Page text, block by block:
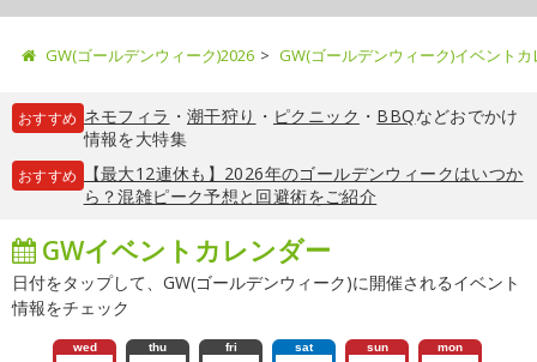
GW(ゴールデンウィーク)2026 GW(ゴールデンウィーク)イベント
おすすめ ネモフィラ ・ 潮干狩り ・ ピクニック ・ BBQなどおでかけ
情報を大特集
おすすめ
【最大12連休も】2026年のゴールデンウィークはいつか
ら？混雑ピーク予想と回避術をご紹介
GWイベントカレンダー
日付をタップして、GW(ゴールデンウィーク)に開催されるイベント
情報をチェック
wed thu fri sat sun mon